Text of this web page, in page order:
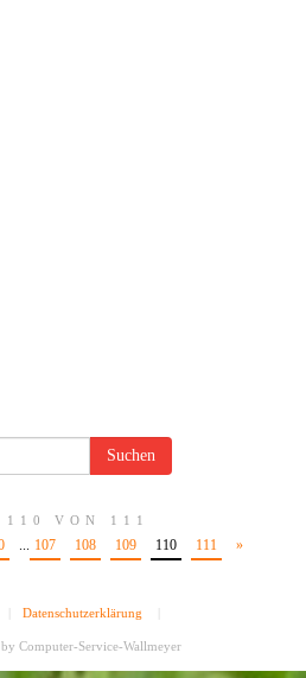
110 VON 111
... 107 108 109 110 111 »
Datenschutzerklärung
Computer-Service-Wallmeyer